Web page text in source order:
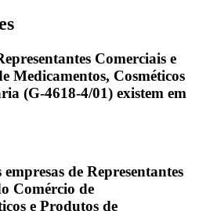
Comerciais e
Medicamentos, Cosméticos
(G-4618-4/01) existem em
de Representantes
Comércio de
e Produtos de